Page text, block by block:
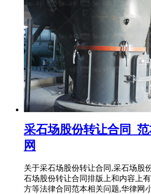
采石场股份转让合同_
网
关于采石场股份转让合同,采石场股
石场股份转让合同排版上和内容上
方等法律合同范本相关问题,华律网